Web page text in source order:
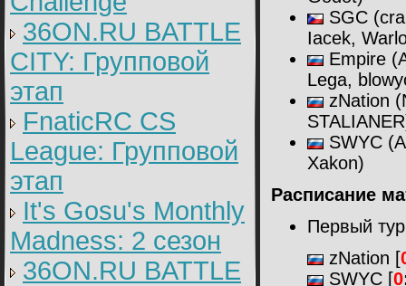
36ON.RU BATTLE
CITY: Групповой
этап
FnaticRC CS
League: Групповой
этап
It's Gosu's Monthly
Madness: 2 сезон
36ON.RU BATTLE
SGC
Iacek,
Empire
Lega,
zNation
SWYC
Xakon)
Расписание
Первый
zNation [
SWYC [0